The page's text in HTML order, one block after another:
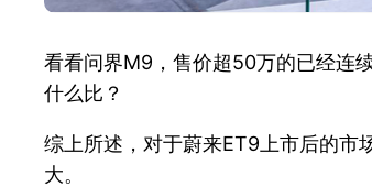
看看问界M9，售价超50万的已经连
什么比？
综上所述，对于蔚来ET9上市后的市
大。